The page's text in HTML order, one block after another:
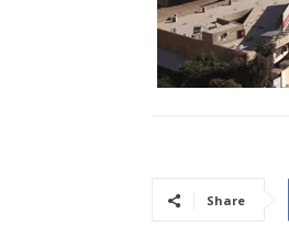
Share